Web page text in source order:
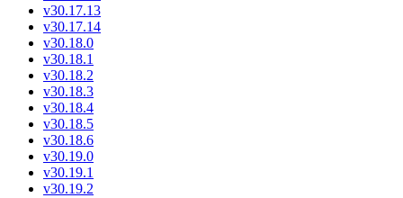
v30.17.13
v30.17.14
v30.18.0
v30.18.1
v30.18.2
v30.18.3
v30.18.4
v30.18.5
v30.18.6
v30.19.0
v30.19.1
v30.19.2